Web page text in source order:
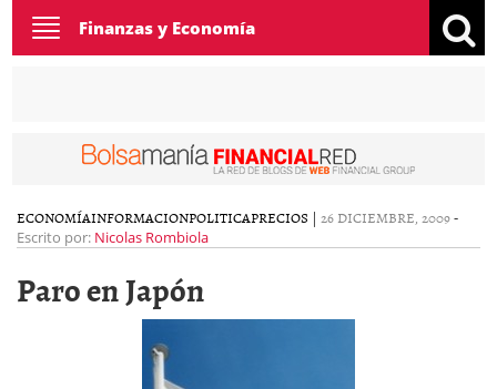
Toggle
navigation
Finanzas y Economía
ECONOMÍAINFORMACIONPOLITICAPRECIOS | 26 DICIEMBRE, 2009-
Escrito por: Nicolas Rombiola
Paro en Japón